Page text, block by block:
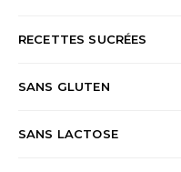
RECETTES SUCRÉES
SANS GLUTEN
SANS LACTOSE